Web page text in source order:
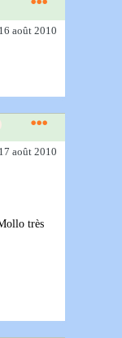
août 2010
août 2010
très